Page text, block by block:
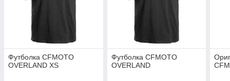
Футболка CFMOTO
OVERLAND XS
Футболка CFMOTO
OVERLAND